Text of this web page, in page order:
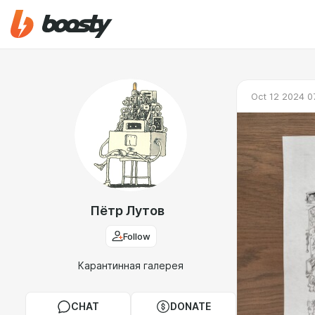
Пётр Лутов
Follow
Карантинная галерея
CHAT DONATE
Oct 12 2024